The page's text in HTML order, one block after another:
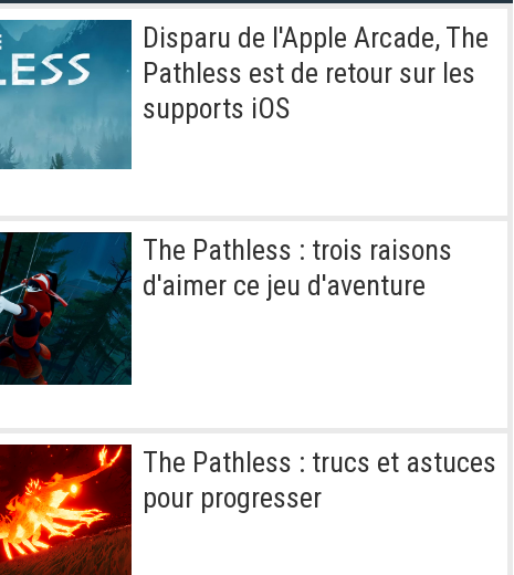
Disparu de l'Apple Arcade, The
Pathless est de retour sur les
supports iOS
The Pathless : trois raisons
d'aimer ce jeu d'aventure
The Pathless : trucs et astuces
pour progresser